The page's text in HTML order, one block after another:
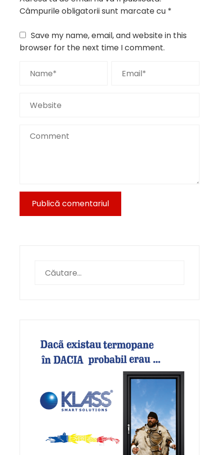
Câmpurile obligatorii sunt marcate cu *
Save my name, email, and website in this
browser for the next time I comment.
după: